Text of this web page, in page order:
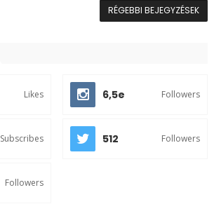
RÉGEBBI BEJEGYZÉSEK
Likes 6,5e Followers
Subscribes 512 Followers
Followers